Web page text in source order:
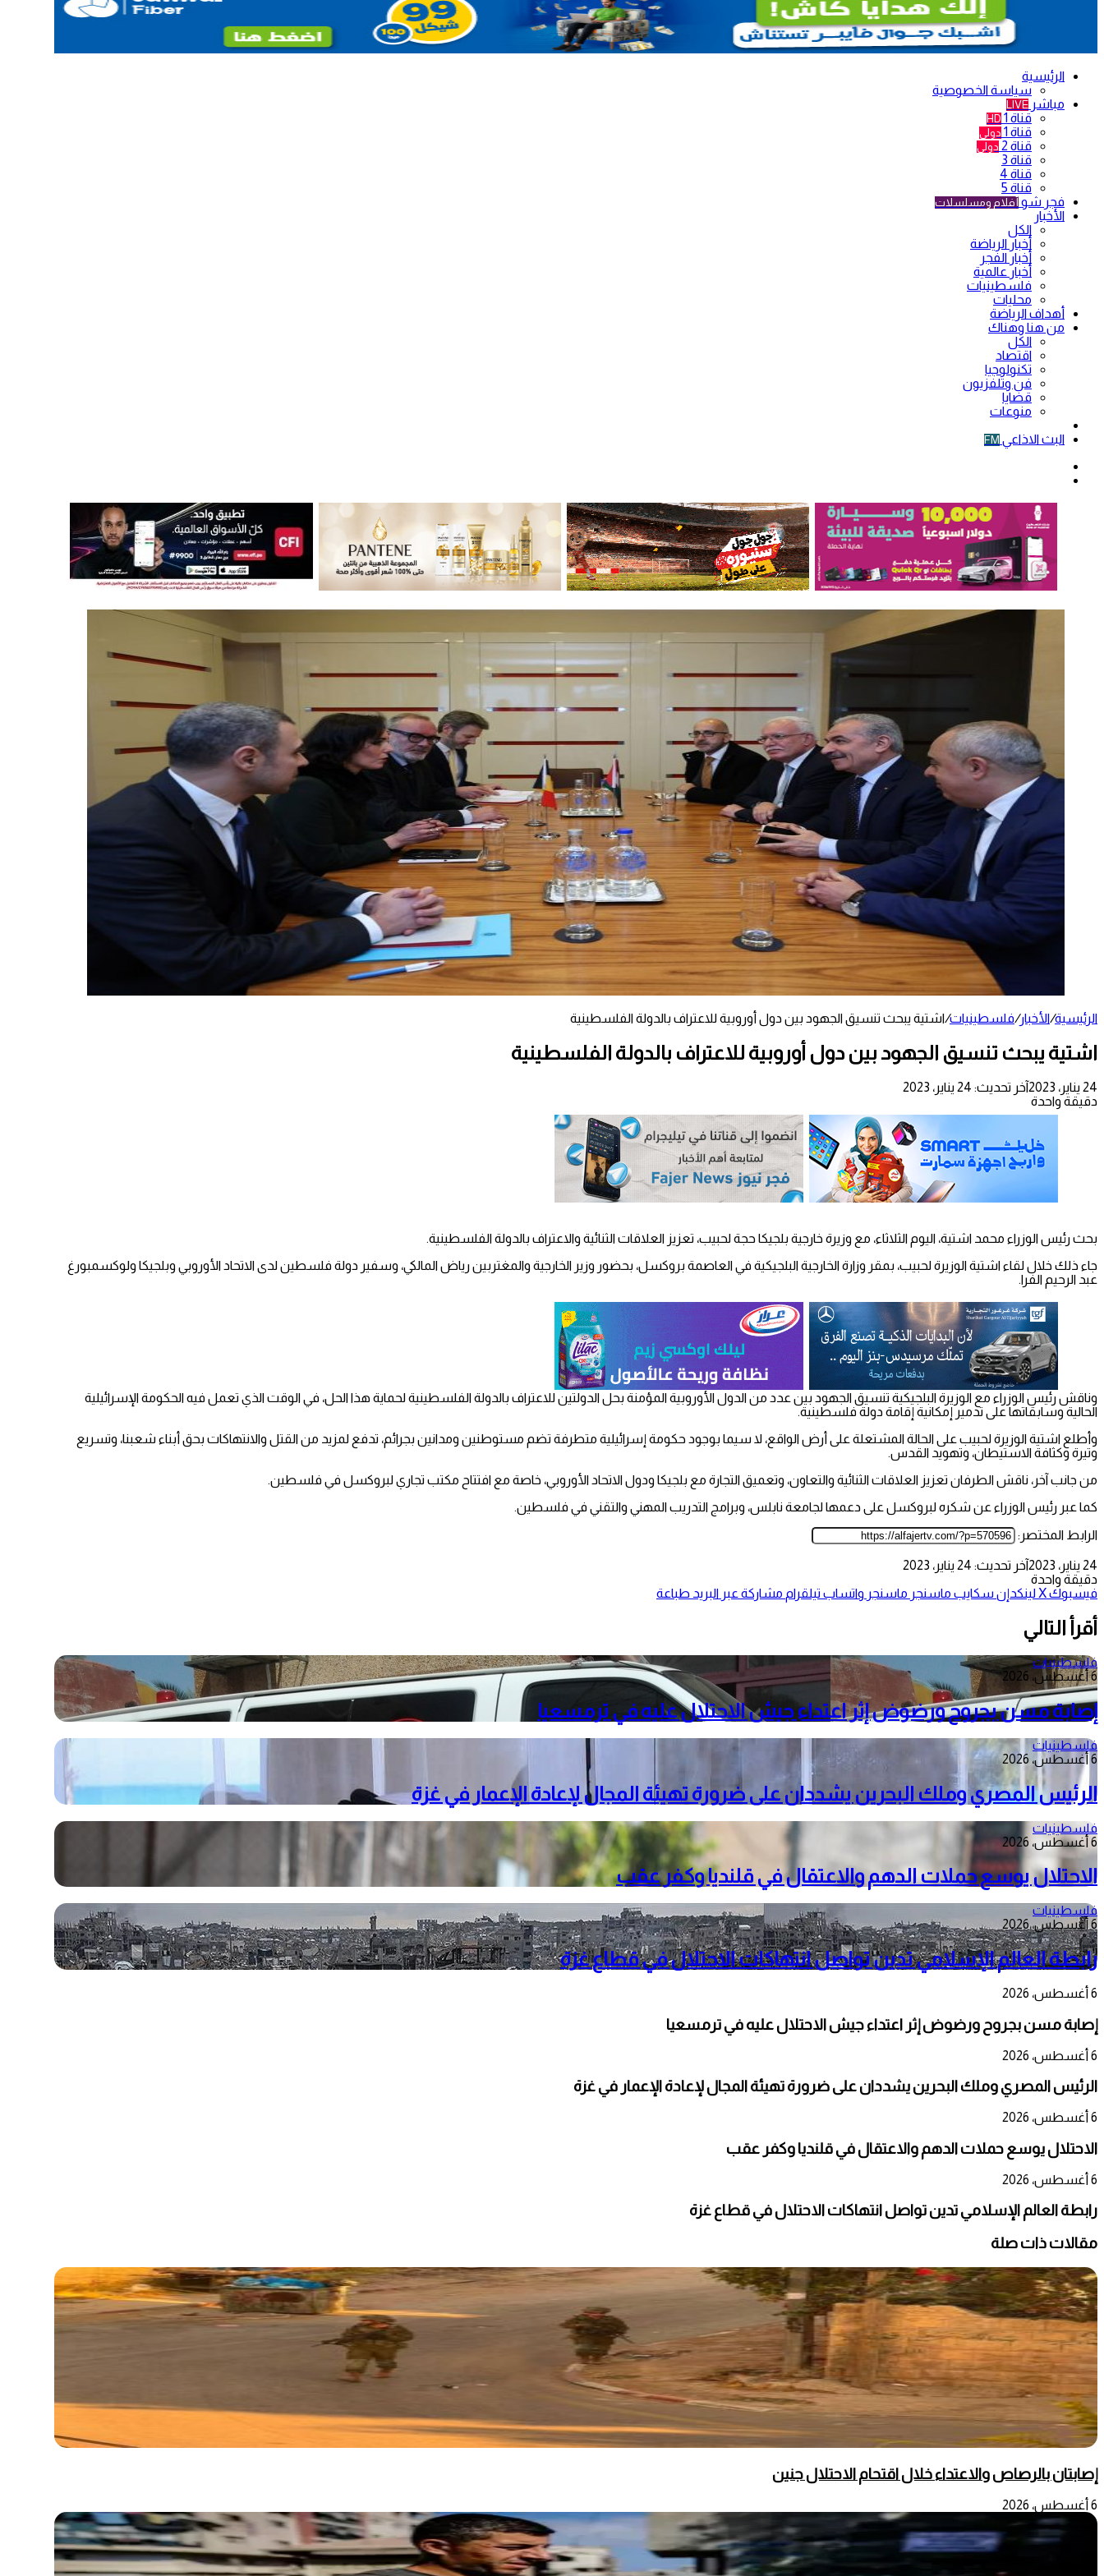
الرئيسية
سياسة الخصوصية
مباشر LIVE
قناة 1 HD
قناة 1 دولي
قناة 2 دولي
قناة 3
قناة 4
قناة 5
فجر شو أفلام ومسلسلات
الأخبار
الكل
أخبار الرياضة
أخبار الفجر
أخبار عالمية
فلسطينيات
محليات
أهداف الرياضة
من هنا وهناك
الكل
اقتصاد
تكنولوجيا
فن وتلفزيون
قضايا
منوعات
البث الاذاعي FM
الرئيسية/الأخبار/فلسطينيات/اشتية يبحث تنسيق الجهود بين دول أوروبية للاعتراف بالدولة الفلسطينية
اشتية يبحث تنسيق الجهود بين دول أوروبية للاعتراف بالدولة الفلسطينية
24 يناير، 2023
آخر تحديث: 24 يناير، 2023
دقيقة واحدة
بحث رئيس الوزراء محمد اشتية، اليوم الثلاثاء، مع وزيرة خارجية بلجيكا حجة لحبيب، تعزيز العلاقات الثنائية والاعتراف بالدولة الفلسطينية.
جاء ذلك خلال لقاء اشتية الوزيرة لحبيب، بمقر وزارة الخارجية البلجيكية في العاصمة بروكسل، بحضور وزير الخارجية والمغتربين رياض المالكي، وسفير دولة فلسطين لدى الاتحاد الأوروبي وبلجيكا ولوكسمبورغ
عبد الرحيم الفرا.
وناقش رئيس الوزراء مع الوزيرة البلجيكية تنسيق الجهود بين عدد من الدول الأوروبية المؤمنة بحل الدولتين للاعتراف بالدولة الفلسطينية لحماية هذا الحل، في الوقت الذي تعمل فيه الحكومة الإسرائيلية
الحالية وسابقاتها على تدمير إمكانية إقامة دولة فلسطينية.
وأطلع اشتية الوزيرة لحبيب على الحالة المشتعلة على أرض الواقع، لا سيما بوجود حكومة إسرائيلية متطرفة تضم مستوطنين ومدانين بجرائم، تدفع لمزيد من القتل والانتهاكات بحق أبناء شعبنا، وتسريع
وتيرة وكثافة الاستيطان، وتهويد القدس.
من جانب آخر، ناقش الطرفان تعزيز العلاقات الثنائية والتعاون، وتعميق التجارة مع بلجيكا ودول الاتحاد الأوروبي، خاصة مع افتتاح مكتب تجاري لبروكسل في فلسطين.
كما عبر رئيس الوزراء عن شكره لبروكسل على دعمها لجامعة نابلس، وبرامج التدريب المهني والتقني في فلسطين.
الرابط المختصر:
24 يناير، 2023
آخر تحديث: 24 يناير، 2023
دقيقة واحدة
فيسبوك‫Xلينكدإن سكايب ماسنجر ماسنجر واتساب تيلقرام مشاركة عبر البريد طباعة
أقرأ التالي
فلسطينيات
6 أغسطس، 2026
إصابة مسن بجروح ورضوض إثر اعتداء جيش الاحتلال عليه في ترمسعيا
فلسطينيات
6 أغسطس، 2026
الرئيس المصري وملك البحرين يشددان على ضرورة تهيئة المجال لإعادة الإعمار في غزة
فلسطينيات
6 أغسطس، 2026
الاحتلال يوسع حملات الدهم والاعتقال في قلنديا وكفر عقب
فلسطينيات
6 أغسطس، 2026
رابطة العالم الإسلامي تدين تواصل انتهاكات الاحتلال في قطاع غزة
6 أغسطس، 2026
إصابة مسن بجروح ورضوض إثر اعتداء جيش الاحتلال عليه في ترمسعيا
6 أغسطس، 2026
الرئيس المصري وملك البحرين يشددان على ضرورة تهيئة المجال لإعادة الإعمار في غزة
6 أغسطس، 2026
الاحتلال يوسع حملات الدهم والاعتقال في قلنديا وكفر عقب
6 أغسطس، 2026
رابطة العالم الإسلامي تدين تواصل انتهاكات الاحتلال في قطاع غزة
مقالات ذات صلة
إصابتان بالرصاص والاعتداء خلال اقتحام الاحتلال جنين
6 أغسطس، 2026